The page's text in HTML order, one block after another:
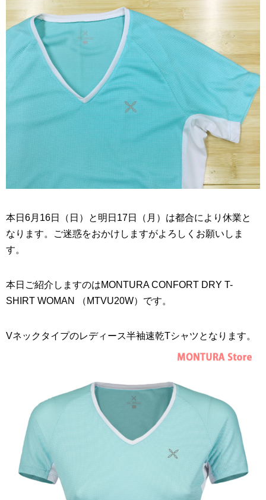
本日6月16日（日）と明日17日（月）は都合により休業と
なります。ご迷惑をおかけしますがよろしくお願いしま
す。
本日ご紹介しますのはMONTURA CONFORT DRY T-
SHIRT WOMAN （MTVU20W）です。
Vネックタイプのレディース半袖速乾Tシャツとなります。